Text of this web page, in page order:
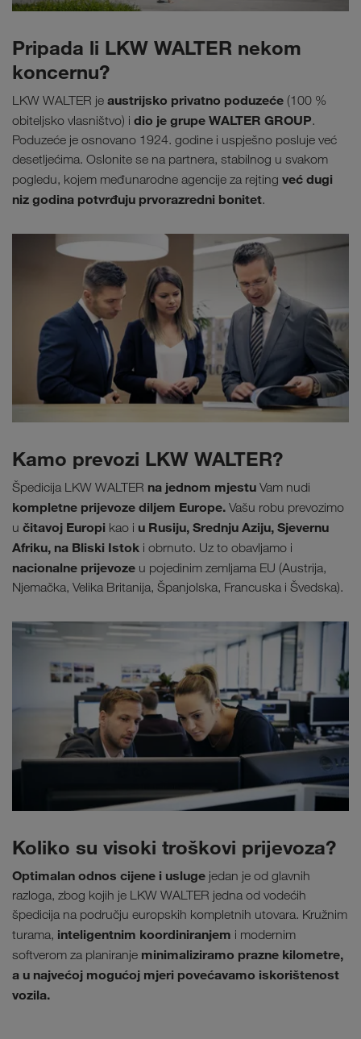
Pripada li LKW WALTER nekom
koncernu?
LKW WALTER je austrijsko privatno poduzeće (100 %
obiteljsko vlasništvo) i dio je grupe WALTER GROUP.
Poduzeće je osnovano 1924. godine i uspješno posluje već
desetljećima. Oslonite se na partnera, stabilnog u svakom
pogledu, kojem međunarodne agencije za rejting već dugi
niz godina potvrđuju prvorazredni bonitet.
Kamo prevozi LKW WALTER?
Špedicija LKW WALTER na jednom mjestu Vam nudi
kompletne prijevoze diljem Europe. Vašu robu prevozimo
u čitavoj Europi kao i u Rusiju, Srednju Aziju, Sjevernu
Afriku, na Bliski Istok i obrnuto. Uz to obavljamo i
nacionalne prijevoze u pojedinim zemljama EU (Austrija,
Njemačka, Velika Britanija, Španjolska, Francuska i Švedska).
Koliko su visoki troškovi prijevoza?
Optimalan odnos cijene i usluge jedan je od glavnih
razloga, zbog kojih je LKW WALTER jedna od vodećih
špedicija na području europskih kompletnih utovara. Kružnim
turama, inteligentnim koordiniranjem i modernim
softverom za planiranje minimaliziramo prazne kilometre,
a u najvećoj mogućoj mjeri povećavamo iskorištenost
vozila.